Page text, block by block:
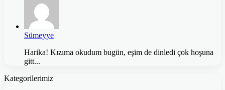
Sümeyye
Harika! Kızıma okudum bugün, eşim de dinledi çok hoşuna
gitt...
Kategorilerimiz